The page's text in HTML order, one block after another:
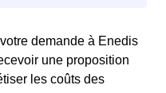
demande à Enedis
une proposition
les coûts des